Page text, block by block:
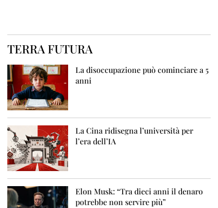
TERRA FUTURA
La disoccupazione può cominciare a 5
anni
La Cina ridisegna l’università per
l’era dell’IA
Elon Musk: “Tra dieci anni il denaro
potrebbe non servire più”